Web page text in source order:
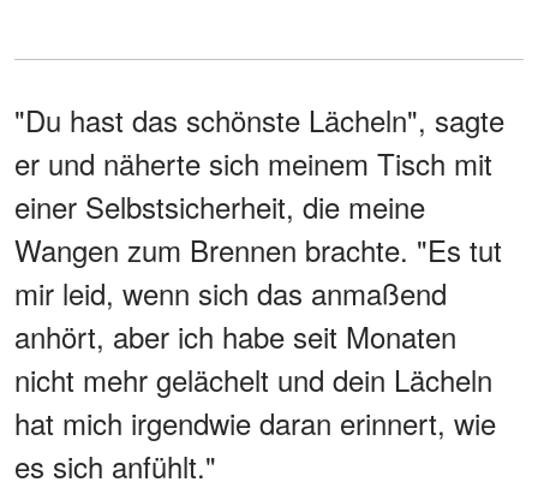
"Du hast das schönste Lächeln", sagte
er und näherte sich meinem Tisch mit
einer Selbstsicherheit, die meine
Wangen zum Brennen brachte. "Es tut
mir leid, wenn sich das anmaßend
anhört, aber ich habe seit Monaten
nicht mehr gelächelt und dein Lächeln
hat mich irgendwie daran erinnert, wie
es sich anfühlt."